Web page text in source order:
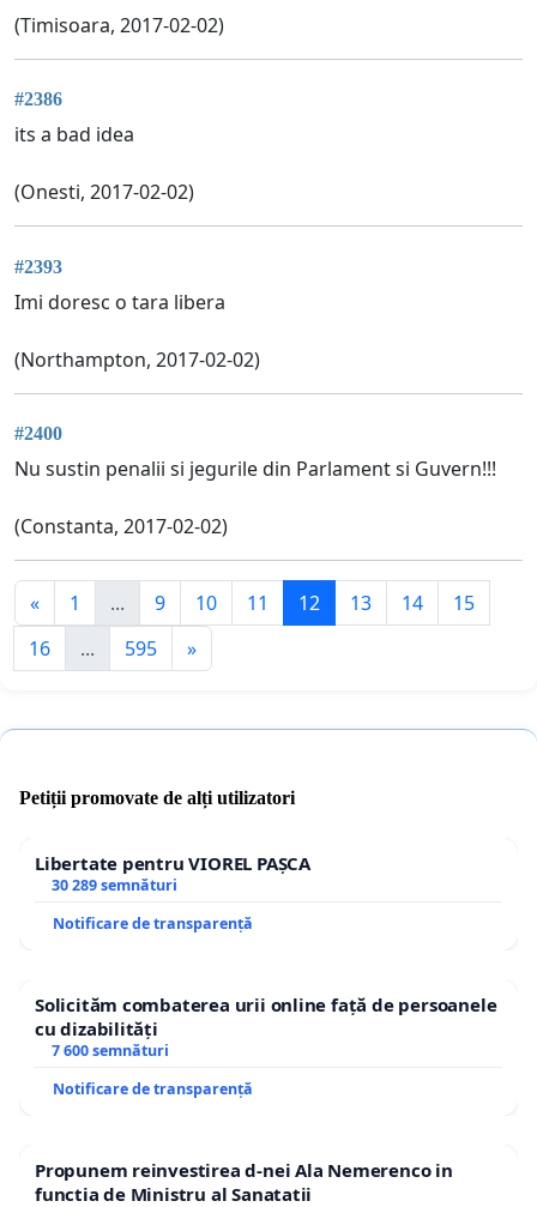
(Timisoara, 2017-02-02)
#2386
its a bad idea
(Onesti, 2017-02-02)
#2393
Imi doresc o tara libera
(Northampton, 2017-02-02)
#2400
Nu sustin penalii si jegurile din Parlament si Guvern!!!
(Constanta, 2017-02-02)
« 1 ... 9 10 11 12 13 14
15
16
... 595 »
Petiții promovate de alți utilizatori
Libertate pentru VIOREL PAȘCA
30 289 semnături
Notificare de transparență
Solicităm combaterea urii online față de persoanele
cu dizabilități
7 600 semnături
Notificare de transparență
Propunem reinvestirea d-nei Ala Nemerenco in
functia de Ministru al Sanatatii